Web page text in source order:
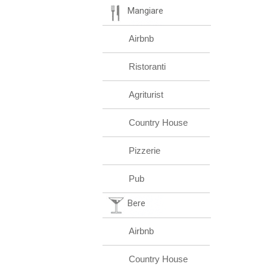
Mangiare
Airbnb
Ristoranti
Agriturist
Country House
Pizzerie
Pub
Bere
Airbnb
Country House